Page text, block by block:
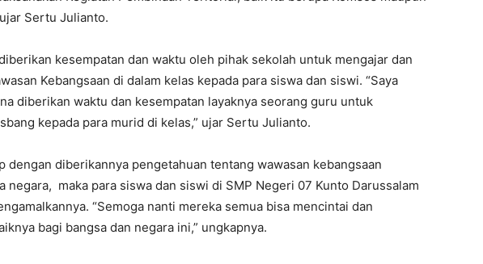
Sertu Julianto.
kesempatan dan waktu oleh pihak sekolah untuk mengajar dan
Kebangsaan di dalam kelas kepada para siswa dan siswi. “Saya
diberikan waktu dan kesempatan layaknya seorang guru untuk
kepada para murid di kelas,” ujar Sertu Julianto.
dengan diberikannya pengetahuan tentang wawasan kebangsaan
negara, maka para siswa dan siswi di SMP Negeri 07 Kunto Darussalam
“Semoga nanti mereka semua bisa mencintai dan
bagi bangsa dan negara ini,” ungkapnya.